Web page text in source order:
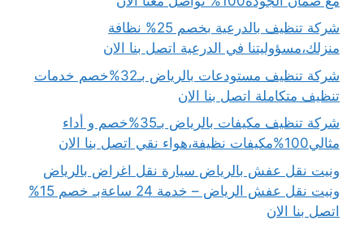
شركة تنظيف بالدرعية بخصم 25% نظافة
منزلك،مسؤوليتنا في الدرعية اتصل بنا الان
شركة تنظيف مستودعات بالرياض بـ32%خصم خدمات
تنظيف متكاملة اتصل بنا الان
شركة تنظيف مكيفات بالرياض بـ35%خصم و أداء
مثالي100%مكيفات نظيفة،هواء نقي اتصل بنا الان
ونيت نقل عفش بالرياض سيارة نقل اغراض بالرياض
ونيت نقل عفش الرياض – خدمة 24 ساعةبـ خصم 15%
اتصل بنا الان